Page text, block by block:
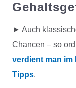
► Auch
Chancen – so
verdient man im
Tipps.